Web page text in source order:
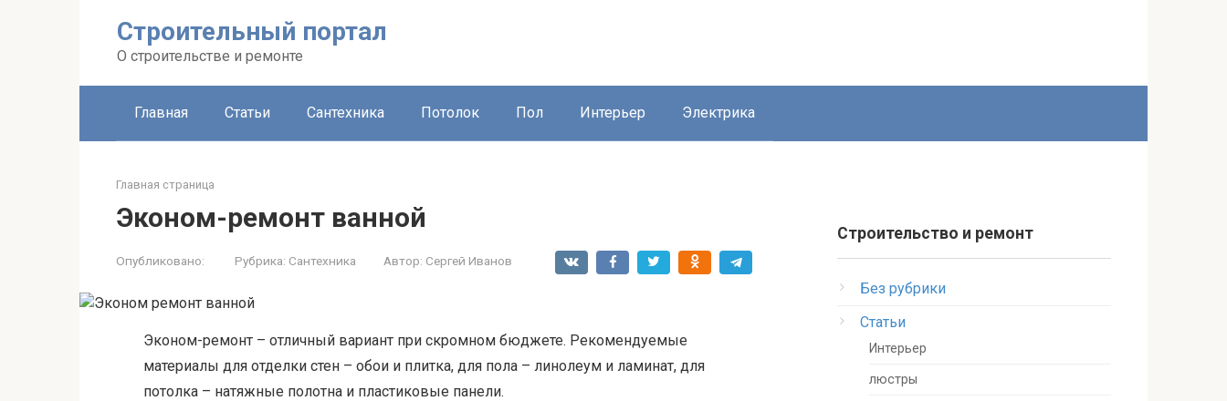
Строительный портал
О строительстве и ремонте
Главная Статьи Сантехника Потолок Пол Интерьер Электрика
Главная страница
Эконом-ремонт ванной
Опубликовано: Рубрика: Сантехника Автор: Сергей Иванов
Эконом-ремонт – отличный вариант при скромном бюджете. Рекомендуемые
материалы для отделки стен – обои и плитка, для пола – линолеум и ламинат, для
потолка – натяжные полотна и пластиковые панели.
Строительство и ремонт
Без рубрики
Статьи
Интерьер
люстры